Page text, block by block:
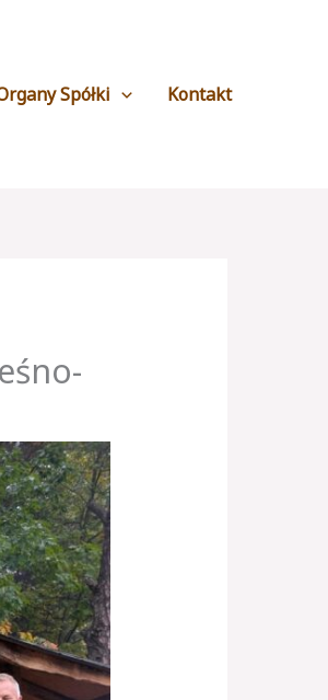
Spółki Kontakt